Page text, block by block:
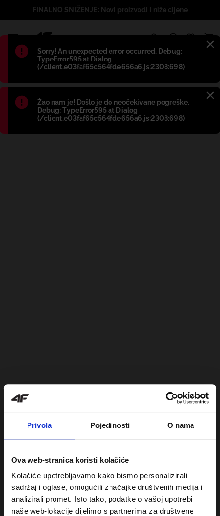
Privola Pojedinosti O nama
Ova web-stranica koristi kolačiće
Kolačiće upotrebljavamo kako bismo personalizirali
sadržaj i oglase, omogućili značajke društvenih medija i
analizirali promet. Isto tako, podatke o vašoj upotrebi
naše web-lokacije dijelimo s partnerima za društvene
Błąd:
Sorry! An unexpected error occurred. Debug:
TypeError595 at Dialog
(/client.e03faf65c564fde656a6.js:2308:698)
Błąd:
Žao nam je! Došlo je do neočekivane pogreške.
Debug: TypeError595 at Dialog
(/client.e03faf65c564fde656a6.js:2308:698)
FINALNO SNIŽENJE: Novi proizvodi i niže cijene